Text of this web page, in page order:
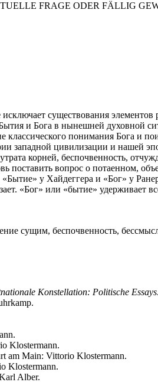
FRAGE ODER FÄLLIG
существования элементов
и Бога в нынешней духовной
классического понимания Бога и
западной цивилизации и нашей
корней, беспочвенность,
поставить вопрос о потаенном,
у Хайдеггера и «Бог» у
«Бог» или «бытие» удерживает
сущим, беспочвенность,
Konstellation: Politische Essays
Klostermann.
am Main: Vittorio Klostermann.
Klostermann.
Alber.